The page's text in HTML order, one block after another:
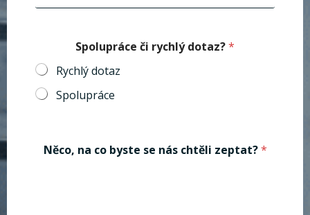
Spolupráce či rychlý dotaz?*
Rychlý dotaz
Spolupráce
é
Něco, na co byste se nás chtěli zeptat?*